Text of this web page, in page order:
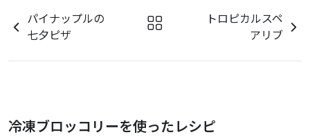
パイナップルの
七夕ピザ
トロピカルスペ
アリブ
冷凍ブロッコリーを使ったレシピ